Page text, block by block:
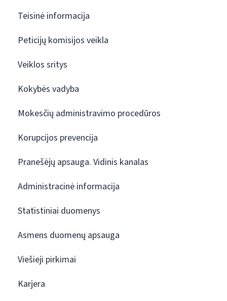
Teisinė informacija
Peticijų komisijos veikla
Veiklos sritys
Kokybės vadyba
Mokesčių administravimo procedūros
Korupcijos prevencija
Pranešėjų apsauga. Vidinis kanalas
Administracinė informacija
Statistiniai duomenys
Asmens duomenų apsauga
Viešieji pirkimai
Karjera